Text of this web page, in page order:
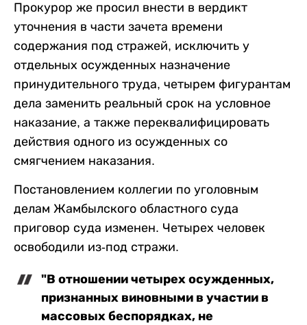
Прокурор же просил внести в вердикт
уточнения в части зачета времени
содержания под стражей, исключить у
отдельных осужденных назначение
принудительного труда, четырем фигурантам
дела заменить реальный срок на условное
наказание, а также переквалифицировать
действия одного из осужденных со
смягчением наказания.
Постановлением коллегии по уголовным
делам Жамбылского областного суда
приговор суда изменен. Четырех человек
освободили из-под стражи.
"В отношении четырех осужденных,
признанных виновными в участии в
массовых беспорядках, не